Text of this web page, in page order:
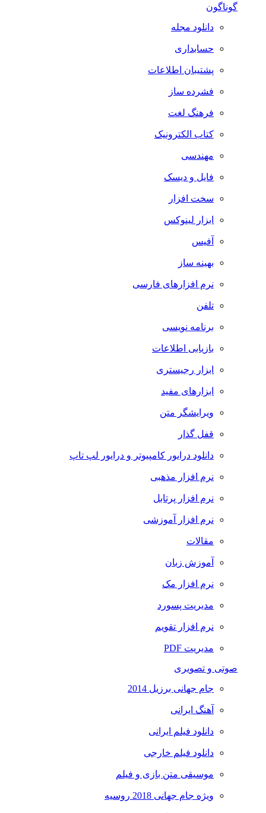
گوناگون
دانلود مجله
حسابداری
پشتیبان اطلاعات
فشرده ساز
فرهنگ لغت
کتاب الکترونیک
مهندسی
فایل و دیسک
سخت افزار
ابزار لینوکس
آفیس
بهینه ساز
نرم افزارهای فارسی
تلفن
برنامه نویسی
بازیابی اطلاعات
ابزار رجیستری
ابزارهای مفید
ویرایشگر متن
قفل گذار
دانلود درایور کامپیوتر و درایور لپ تاپ
نرم افزار مذهبی
نرم افزار پرتابل
نرم افزار آموزشی
مقالات
آموزش زبان
نرم افزار مک
مدیریت پسورد
نرم افزار تقویم
مدیریت PDF
صوتی و تصویری
جام جهانی برزیل 2014
آهنگ ایرانی
دانلود فیلم ایرانی
دانلود فیلم خارجی
موسیقی متن بازی و فیلم
ویژه جام جهانی 2018 روسیه